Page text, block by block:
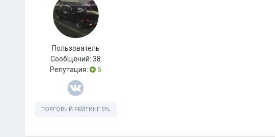
Пользователь
Сообщений:38
Репутация:
6
ТОРГОВЫЙ РЕЙТИНГ 0%